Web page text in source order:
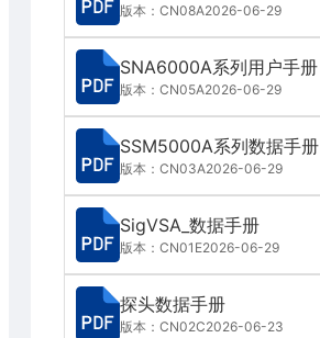
版本：CN08A2026-06-29
SNA6000A系列用户手册
版本：CN05A2026-06-29
SSM5000A系列数据手册
版本：CN03A2026-06-29
SigVSA_数据手册
版本：CN01E2026-06-29
探头数据手册
版本：CN02C2026-06-23